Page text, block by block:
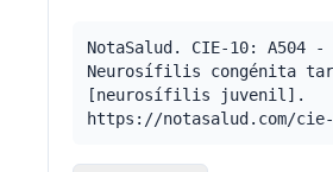
NotaSalud. CIE-10: A504 -
Neurosífilis congénita
[neurosífilis juvenil].
https://notasalud.com/cie-